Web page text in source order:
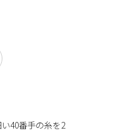
40番手の糸を2